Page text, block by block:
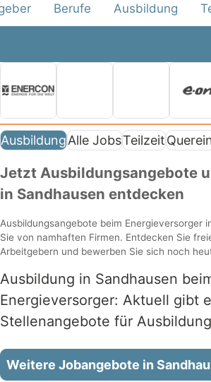
Berufe Ausbildung
AusbildungAlle JobsTeilzeit
Jetzt Ausbildungsangebote
in Sandhausen entdecken
Ausbildungsangebote beim Energieversorger
Sie von namhaften Firmen. Entdecken Sie
Arbeitgebern und bewerben Sie sich noch
Ausbildung in Sandhausen
Energieversorger: Aktuell gibt
Stellenangebote für
Weitere Jobangebote in